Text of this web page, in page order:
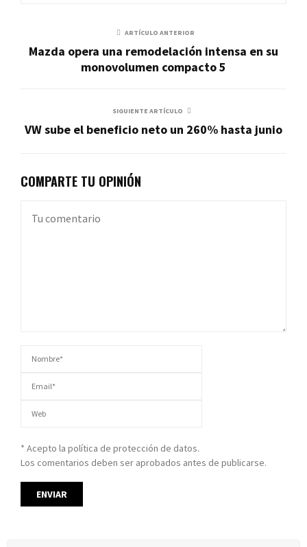
ARTÍCULO ANTERIOR
Mazda opera una remodelación intensa en su
monovolumen compacto 5
SIGUIENTE ARTÍCULO
VW sube el beneficio neto un 260% hasta junio
COMPARTE TU OPINIÓN
* Acepto la política de protección de datos.
Los comentarios deben ser aprobados antes de publicarse.